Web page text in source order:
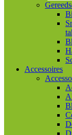
Accessoires